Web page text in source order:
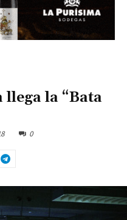
llega la “Bata
0